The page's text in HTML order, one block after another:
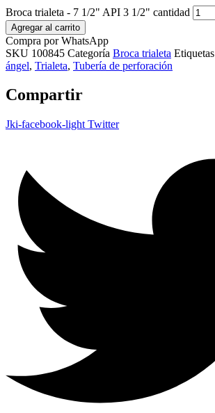
Broca trialeta - 7 1/2" API 3 1/2" cantidad
Agregar al carrito
Compra por WhatsApp
SKU 100845 Categoría Broca trialeta Etiquetas
ángel, Trialeta, Tubería de perforación
Compartir
Jki-facebook-light Twitter